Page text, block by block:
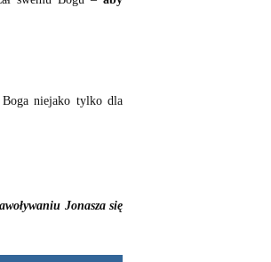
Boga niejako tylko dla
Jonasza się